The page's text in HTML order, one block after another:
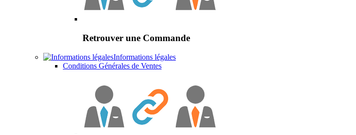
Retrouver une Commande
Informations légales
Conditions Générales de Ventes